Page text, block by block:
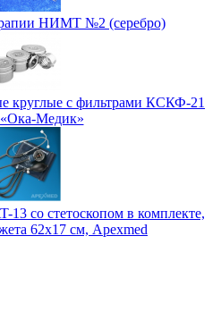
НИМТ №2 (серебро)
круглые с фильтрами КСКФ-21
Медик»
13 со стетоскопом в комплекте,
62х17 см, Apexmed